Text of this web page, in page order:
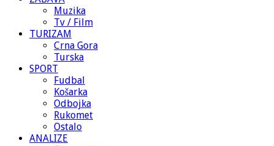
Muzika
Tv / Film
TURIZAM
Crna Gora
Turska
SPORT
Fudbal
Košarka
Odbojka
Rukomet
Ostalo
ANALIZE